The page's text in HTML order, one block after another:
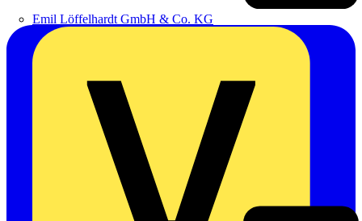
Emil Löffelhardt GmbH & Co. KG